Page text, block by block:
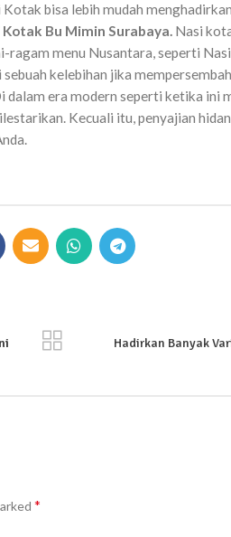
bisa lebih mudah
Kotak Bu Mimin Surabaya. Nasi
menu Nusantara, seperti
kelebihan jika
era modern seperti ketika ini
Kecuali itu, penyajian
Hadirkan Banyak
*